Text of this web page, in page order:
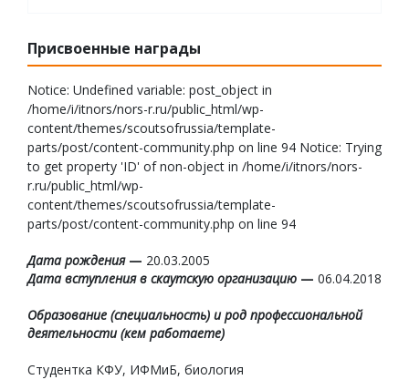
Присвоенные награды
Notice: Undefined variable: post_object in
/home/i/itnors/nors-r.ru/public_html/wp-
content/themes/scoutsofrussia/template-
parts/post/content-community.php on line 94 Notice: Trying
to get property 'ID' of non-object in /home/i/itnors/nors-
r.ru/public_html/wp-
content/themes/scoutsofrussia/template-
parts/post/content-community.php on line 94
Дата рождения— 20.03.2005
Дата вступления в скаутскую организацию — 06.04.2018
Образование (специальность) и род профессиональной
деятельности (кем работаете)
Студентка КФУ, ИФМиБ, биология